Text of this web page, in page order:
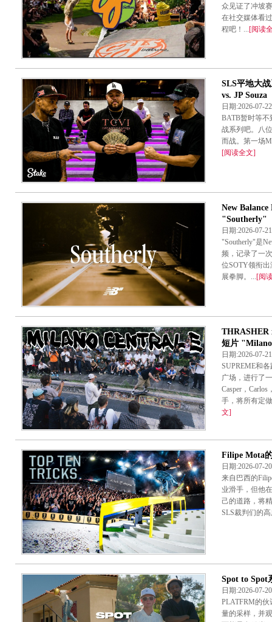
众见证了冲坡
在社交媒体看
程吧！... [阅读
SLS平地大
vs. JP Souza
日期:2026-
BATB暂时等不
战系列吧。八
而战。第一场
[阅读全文]
New
"Southerly"
日期:2026-
"Southerly"是
频，记录了一
位SOTY领衔出
展拳脚。...[阅
THRASHER
短片
日期:2026-
SUPREME和
广场，进行了
Casper，
手，将所有定
文]
Filipe Mota
日期:2026-
来自巴西的
业滑手，但他
己的道路，将
SLS裁判们的
Spot to Spot
日期:2026-
PLATFRM的伙
量的采样，并